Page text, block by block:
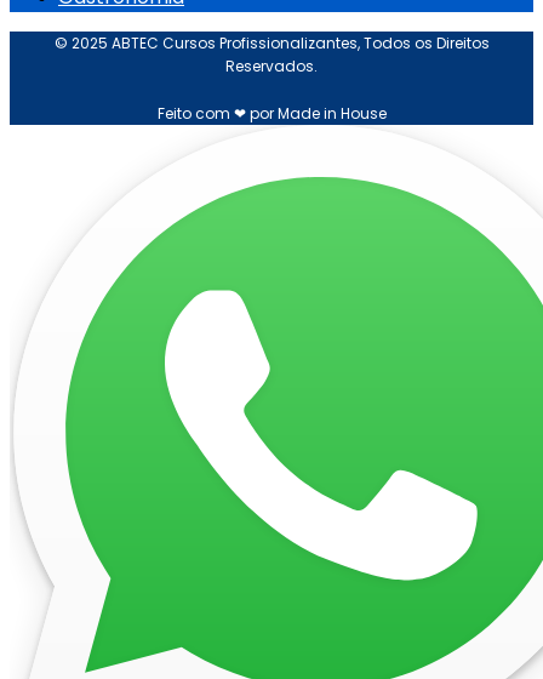
© 2025 ABTEC Cursos Profissionalizantes, Todos os Direitos
Reservados.
Feito com ❤ por Made in House